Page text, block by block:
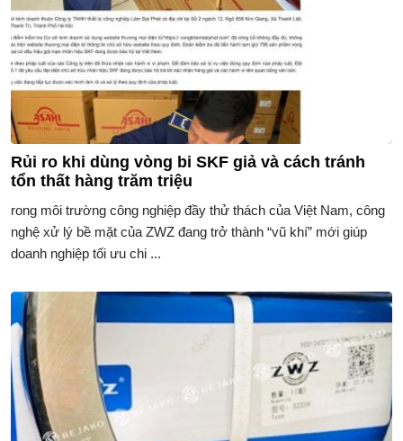
Rủi ro khi dùng vòng bi SKF giả và cách tránh
tổn thất hàng trăm triệu
rong môi trường công nghiệp đầy thử thách của Việt Nam, công
nghệ xử lý bề mặt của ZWZ đang trở thành “vũ khí” mới giúp
doanh nghiệp tối ưu chi ...